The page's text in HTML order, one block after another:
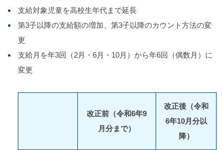
支給対象児童を高校生年代まで延長
第3子以降の支給額の増加、第3子以降のカウント方法の変
更
支給月を年3回（2月・6月・10月）から年6回（偶数月）に
変更
改正前（令和6年9
月分まで）
改正後（令和
6年10月分以
降）